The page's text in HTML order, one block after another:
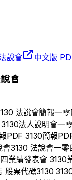
說會 中文版
會
法說會簡報一零
3130法人說明會一
PDF 3130簡報
會3130 法說會一零
業績發表會 3130
股票代碼3130 3130